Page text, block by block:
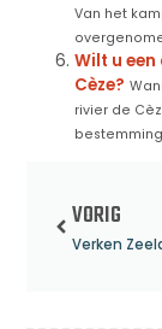
Van het
Wilt u
Cèze?
rivier de
VORIG